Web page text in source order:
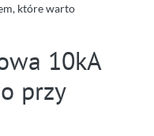
które warto
10kA
przy